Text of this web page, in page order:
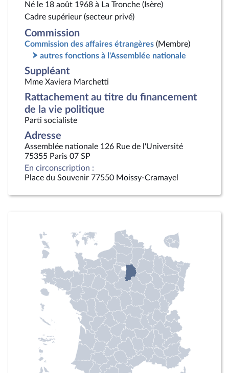
Né le 18 août 1968 à La Tronche (Isère)
Cadre supérieur (secteur privé)
Commission
Commission des affaires étrangères (Membre)
autres fonctions à l'Assemblée nationale
Suppléant
Mme Xaviera Marchetti
Rattachement au titre du financement
de la vie politique
Parti socialiste
Adresse
Assemblée nationale 126 Rue de l'Université
75355 Paris 07 SP
En circonscription :
Place du Souvenir 77550 Moissy-Cramayel